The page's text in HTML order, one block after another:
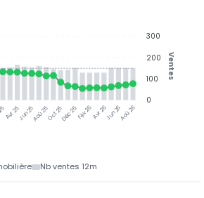
Avr 25Jun 25Aoû 25Oct 25Déc 25Fév 26Avr 26Jun 26Aoû 26
300
200
100
0
Ventes
Nb ventes 12m